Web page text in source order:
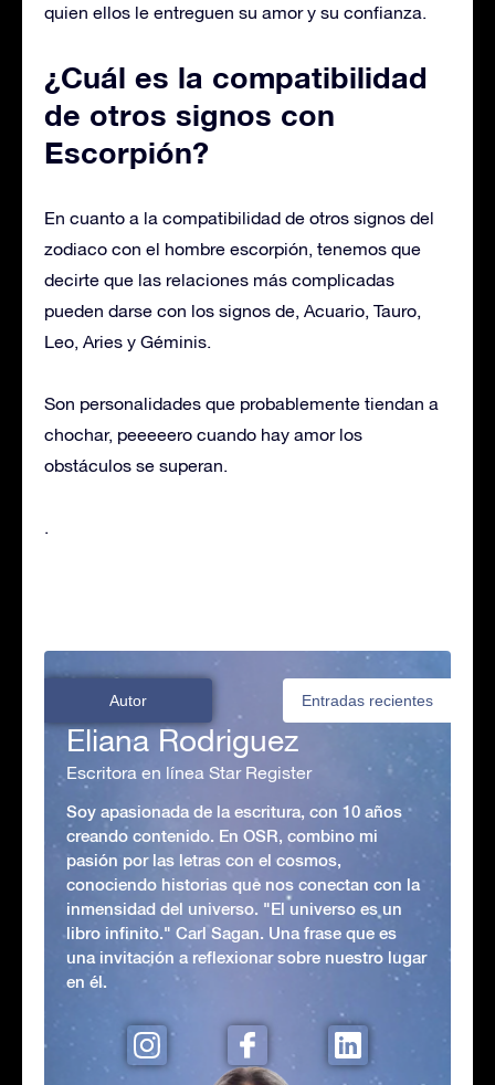
quien ellos le entreguen su amor y su confianza.
¿Cuál es la compatibilidad
de otros signos con
Escorpión?
En cuanto a la compatibilidad de otros signos del
zodiaco con el hombre escorpión, tenemos que
decirte que las relaciones más complicadas
pueden darse con los signos de, Acuario, Tauro,
Leo, Aries y Géminis.
Son personalidades que probablemente tiendan a
chochar, peeeeero cuando hay amor los
obstáculos se superan.
.
Autor Entradas recientes
Eliana Rodriguez
Escritora en línea Star Register
Soy apasionada de la escritura, con 10 años
creando contenido. En OSR, combino mi
pasión por las letras con el cosmos,
conociendo historias que nos conectan con la
inmensidad del universo. "El universo es un
libro infinito." Carl Sagan. Una frase que es
una invitación a reflexionar sobre nuestro lugar
en él.